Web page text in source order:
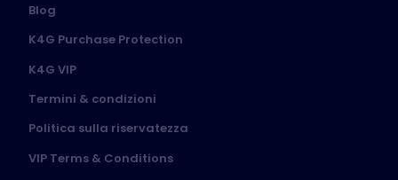
Blog
K4G Purchase Protection
K4G VIP
Termini & condizioni
Politica sulla riservatezza
VIP Terms & Conditions